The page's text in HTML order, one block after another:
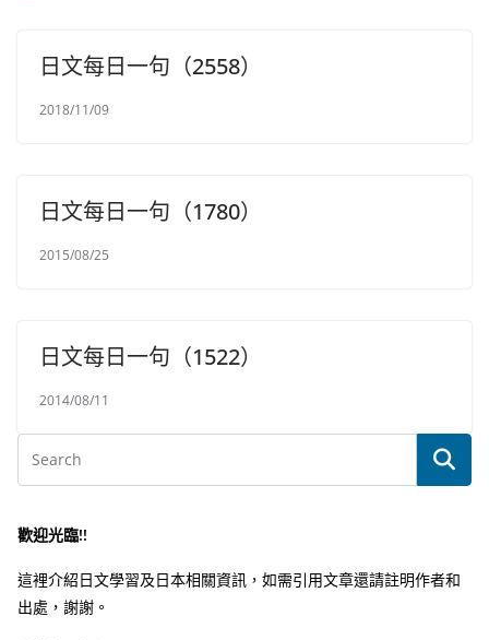
日文每日一句（2558）
2018/11/09
日文每日一句（1780）
2015/08/25
日文每日一句（1522）
2014/08/11
歡迎光臨!!
這裡介紹日文學習及日本相關資訊，如需引用文章還請註明作者和
出處，謝謝。